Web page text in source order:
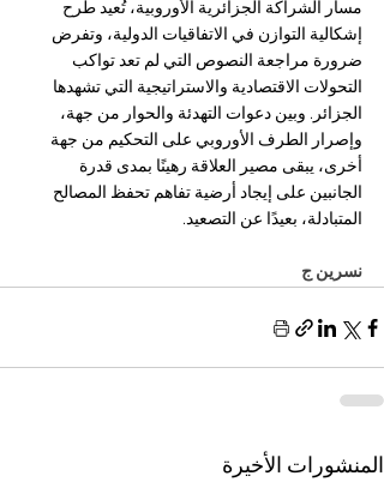
مسار الشراكة الجزائرية الأوروبية، تُعيد طرح
إشكالية التوازن في الاتفاقيات الدولية، وتفرض
ضرورة مراجعة النصوص التي لم تعد تواكب
التحولات الاقتصادية والاستراتيجية التي تشهدها
الجزائر. وبين دعوات التهدئة والحوار من جهة،
وإصرار الطرف الأوروبي على التحكيم من جهة
أخرى، يبقى مصير العلاقة رهينًا بمدى قدرة
الجانبين على إيجاد أرضية تفاهم تحفظ المصالح
المتبادلة، بعيدًا عن التصعيد.
نسرين ج
المنشورات الأخيرة